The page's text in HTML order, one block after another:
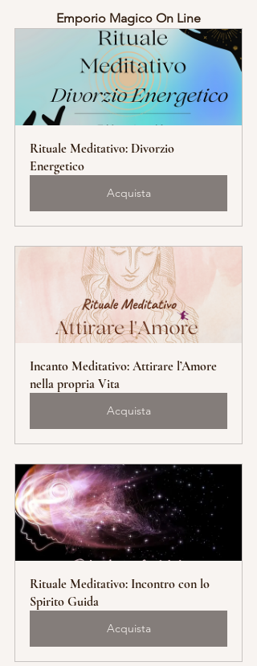
Emporio Magico On Line
Rituale Meditativo: Divorzio
Energetico
Acquista
Incanto Meditativo: Attirare l’Amore
nella propria Vita
Acquista
Rituale Meditativo: Incontro con lo
Spirito Guida
Acquista